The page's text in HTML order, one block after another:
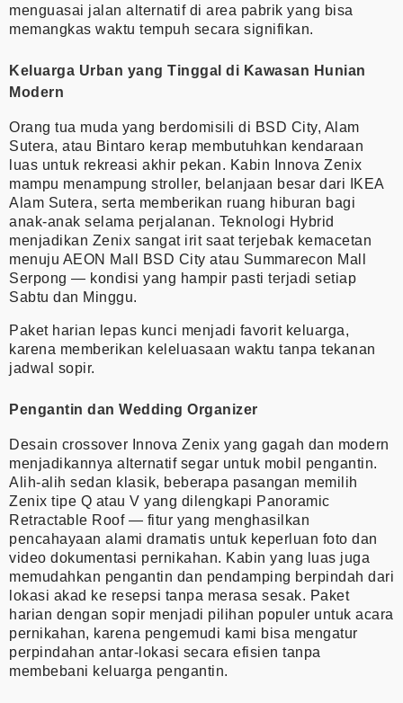
menguasai jalan alternatif di area pabrik yang bisa
memangkas waktu tempuh secara signifikan.
Keluarga Urban yang Tinggal di Kawasan Hunian
Modern
Orang tua muda yang berdomisili di BSD City, Alam
Sutera, atau Bintaro kerap membutuhkan kendaraan
luas untuk rekreasi akhir pekan. Kabin Innova Zenix
mampu menampung stroller, belanjaan besar dari IKEA
Alam Sutera, serta memberikan ruang hiburan bagi
anak-anak selama perjalanan. Teknologi Hybrid
menjadikan Zenix sangat irit saat terjebak kemacetan
menuju AEON Mall BSD City atau Summarecon Mall
Serpong — kondisi yang hampir pasti terjadi setiap
Sabtu dan Minggu.
Paket harian lepas kunci menjadi favorit keluarga,
karena memberikan keleluasaan waktu tanpa tekanan
jadwal sopir.
Pengantin dan Wedding Organizer
Desain crossover Innova Zenix yang gagah dan modern
menjadikannya alternatif segar untuk mobil pengantin.
Alih-alih sedan klasik, beberapa pasangan memilih
Zenix tipe Q atau V yang dilengkapi Panoramic
Retractable Roof — fitur yang menghasilkan
pencahayaan alami dramatis untuk keperluan foto dan
video dokumentasi pernikahan. Kabin yang luas juga
memudahkan pengantin dan pendamping berpindah dari
lokasi akad ke resepsi tanpa merasa sesak. Paket
harian dengan sopir menjadi pilihan populer untuk acara
pernikahan, karena pengemudi kami bisa mengatur
perpindahan antar-lokasi secara efisien tanpa
membebani keluarga pengantin.